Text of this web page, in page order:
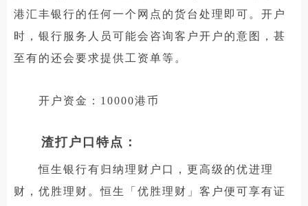
港汇丰银行的任何一个网点的货台处理即可。开户
时，银行服务人员可能会咨询客户开户的意图，甚
至有的还会要求提供工资单等。
开户资金：10000港币
渣打户口特点：
恒生银行有归纳理财户口，更高级的优进理
财，优胜理财。恒生「优胜理财」客户便可享有证